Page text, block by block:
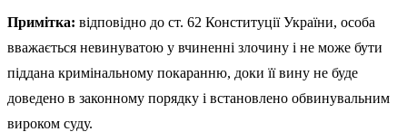
Примітка: відповідно до ст. 62 Конституції України, особа
вважається невинуватою у вчиненні злочину і не може бути
піддана кримінальному покаранню, доки її вину не буде
доведено в законному порядку і встановлено обвинувальним
вироком суду.